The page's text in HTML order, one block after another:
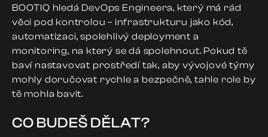
BOOTIQ hledá DevOps Engineera, který má rád
věci pod kontrolou – infrastrukturu jako kód,
automatizaci, spolehlivý deployment a
monitoring, na který se dá spolehnout. Pokud tě
baví nastavovat prostředí tak, aby vývojové týmy
mohly doručovat rychle a bezpečně, tahle role by
tě mohla bavit.
CO BUDEŠ DĚLAT?